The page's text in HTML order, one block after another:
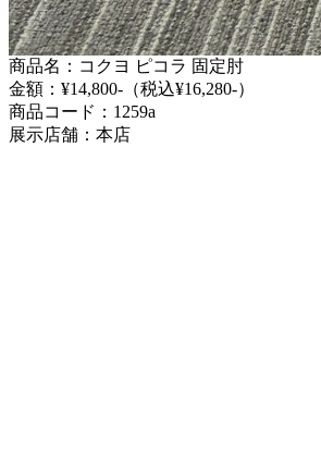
商品名：コクヨ ピコラ 固定肘
金額：¥14,800-（税込¥16,280-）
商品コード：1259a
展示店舗：本店